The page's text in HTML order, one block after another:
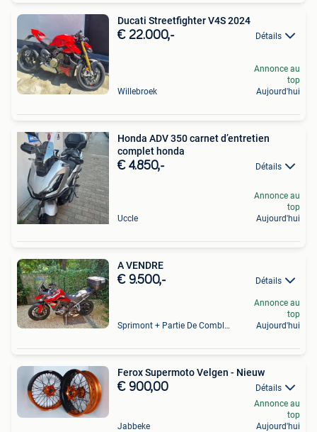
Ducati Streetfighter V4S 2024
€ 22.000,- Détails
Willebroek
Annonce au
top
Aujourd'hui
Honda ADV 350 carnet d’entretien
complet honda
€ 4.850,- Détails
Uccle
Annonce au
top
Aujourd'hui
A VENDRE
€ 9.500,- Détails
Sprimont + Partie De Comblain-Au-Pont
Annonce au
top
Aujourd'hui
Ferox Supermoto Velgen - Nieuw
€ 900,00 Détails
Jabbeke
Annonce au
top
Aujourd'hui